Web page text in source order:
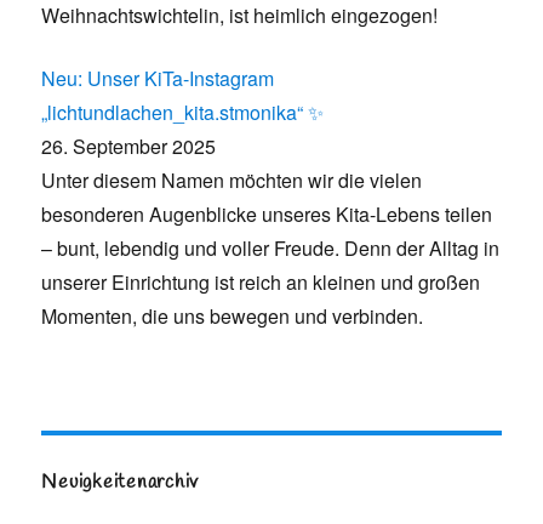
Weihnachtswichtelin, ist heimlich eingezogen!
Neu: Unser KiTa-Instagram
„lichtundlachen_kita.stmonika“ ✨
26. September 2025
Unter diesem Namen möchten wir die vielen
besonderen Augenblicke unseres Kita-Lebens teilen
– bunt, lebendig und voller Freude. Denn der Alltag in
unserer Einrichtung ist reich an kleinen und großen
Momenten, die uns bewegen und verbinden.
Neuigkeitenarchiv